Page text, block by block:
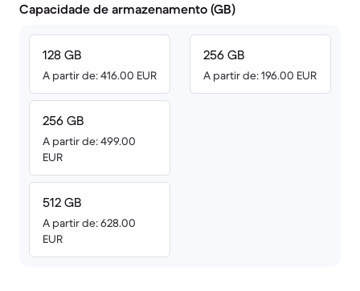
Capacidade de armazenamento (GB)
128 GB
A partir de: 416.00 EUR
256 GB
A partir de: 499.00
EUR
512 GB
A partir de: 628.00
EUR
256 GB
A partir de: 196.00 EUR